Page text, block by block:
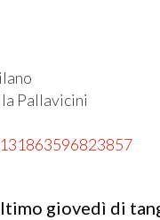
Pallavicini
giovedì di